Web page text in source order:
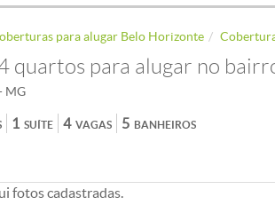
para alugar Belo Horizonte
quartos para alugar no
MG
SUÍTE
1 VAGAS
4 BANHEIROS
5
fotos cadastradas.